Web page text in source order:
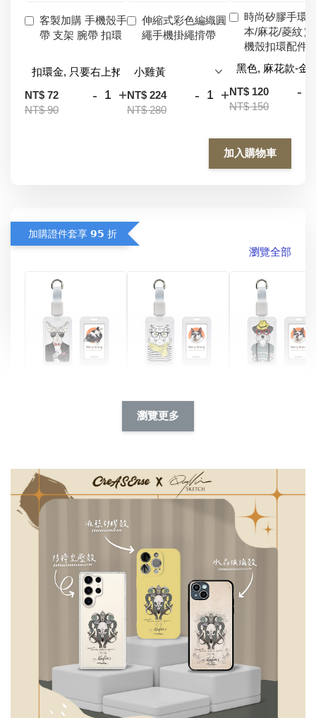
客製加購 手機殼手
帶 支架 腕帶 扣環
NT$ 72
NT$ 90
- +
伸縮式彩色編織圓
繩手機掛繩揹帶
NT$ 224
NT$ 280
- +
時尚矽膠手環
本/麻花/菱紋）
機殼扣環配件
NT$ 120
NT$ 150
-
加入購物車
加購證件套享 𝟵𝟱 折
瀏覽全部
NT$ 214
NT$ 225
- +
件套(附伸縮卡扣)
CSAA05
NT$ 214
NT$ 225
-
NT$ 225
加入購物車
瀏覽更多
瀏覽更多